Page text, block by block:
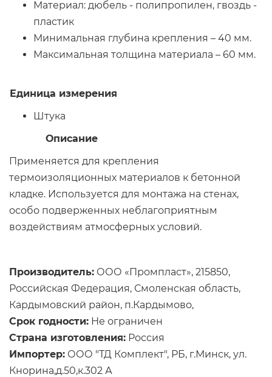
Материал: дюбель - полипропилен, гвоздь -
пластик
Минимальная глубина крепления – 40 мм.
Максимальная толщина материала – 60 мм.
Единица измерения
Штука
Описание
Применяется для крепления
термоизоляционных материалов к бетонной
кладке. Используется для монтажа на стенах,
особо подверженных неблагоприятным
воздействиям атмосферных условий.
Производитель: ООО «Промпласт», 215850,
Российская Федерация, Смоленская область,
Кардымовский район, п.Кардымово,
Срок годности: Не ограничен
Страна изготовления: Россия
Импортер: ООО "ТД Комплект", РБ, г.Минск, ул.
Кнорина,д.50,к.302 А